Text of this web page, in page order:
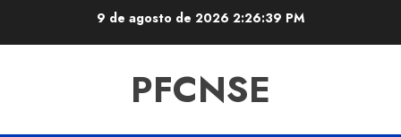
9 de agosto de 2026 2:26:40 PM
PFCNSE